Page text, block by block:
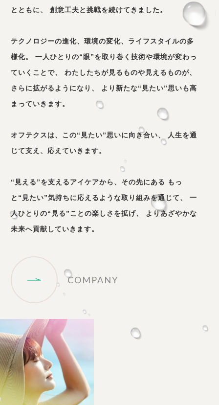
とともに、
創意工夫と挑戦を続けてきました。
テクノロジーの進化、環境の変化、ライフスタイルの多
様化。
一人ひとりの“眼”を取り巻く技術や環境が変わっ
ていくことで、
わたしたちが見るものや見えるものが、
さらに拡がるようになり、
より新たな“見たい”思いも高
まっていきます。
オフテクスは、この“見たい”思いに向き合い、
人生を通
じて支え、応えていきます。
“見える”を支えるアイケアから、その先にある もっ
と“見たい”気持ちに応えるような取り組みを通じて、 一
人ひとりの“見る”ことの楽しさを拡げ、 よりあざやかな
未来へ貢献していきます。
COMPANY